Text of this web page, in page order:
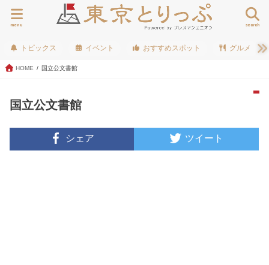
search
menu
トピックス イベント おすすめスポット グルメ
HOME 国立公文書館
国立公文書館
シェア ツイート